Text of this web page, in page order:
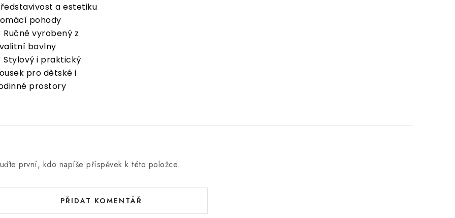
a estetiku
pohody
Ručně vyrobený z
bavlny
Stylový i praktický
pro dětské i
prostory
první, kdo napíše příspěvek k této položce.
PŘIDAT KOMENTÁŘ